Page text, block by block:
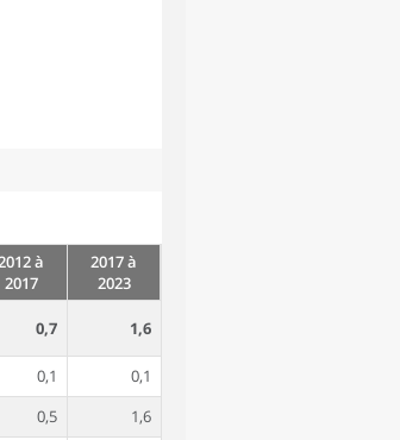
à
2017
2017 à
2023
0,7 1,6
0,1
0,1
0,5
1,6